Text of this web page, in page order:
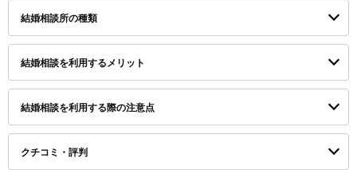
結婚相談所の種類
結婚相談を利用するメリット
結婚相談を利用する際の注意点
クチコミ・評判